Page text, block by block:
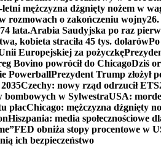
mężczyzna dźgnięty nożem w
rozmowach o zakończeniu wojny
lata.Arabia Saudyjska po raz
kobieta straciła 45 tys. dolarów
Europejskiej za pożyczkę
Bovino powrócił do ChicagoDziś
PowerballPrezydent Trump złożył
Czechy: nowy rząd odrzucił
bombowych w SylwestraUSA:
płacChicago: mężczyzna dźgnięty
Hiszpania: media społecznościowe
FED obniża stopy procentowe w
ich bezpieczeństwo